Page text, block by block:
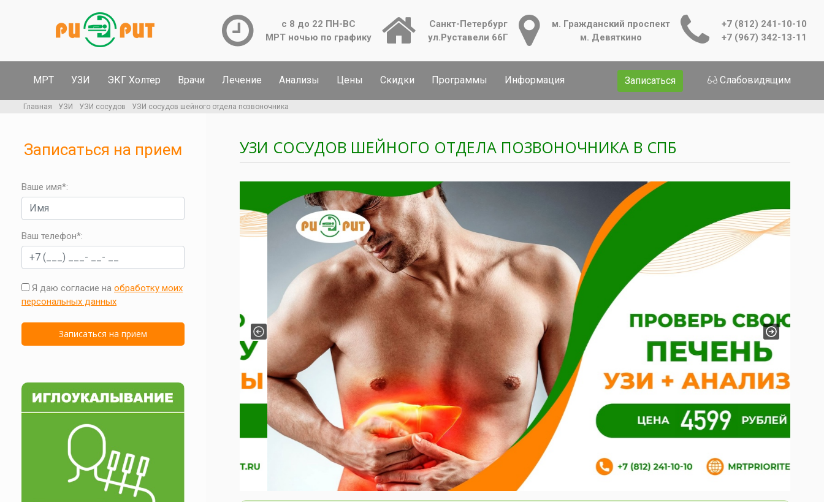
с 8 до 22 ПН-ВС
МРТ ночью по графику
Санкт-Петербург
ул.Руставели 66Г
м. Гражданский проспект
м. Девяткино
+7 (812) 241-10-10
+7 (967) 342-13-11
МРТ УЗИ ЭКГ Холтер Врачи Лечение Анализы Цены Скидки Программы Информация Записаться Слабовидящим
Главная УЗИ УЗИ сосудов УЗИ сосудов шейного отдела позвоночника
Записаться на прием
Ваше имя*:
Ваш телефон*:
Я даю согласие на обработку моих
персональных данных
УЗИ СОСУДОВ ШЕЙНОГО ОТДЕЛА ПОЗВОНОЧНИКА В СПБ
Previous Next